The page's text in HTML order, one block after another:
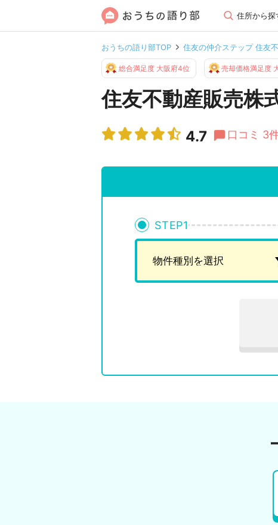
住所から探
おうちの語り部TOP 住友の仲介ステップ 住友
総合満足度 大阪府4位 売却価格満足度
住友不動産販売株
4.7 口コミ 3
STEP1